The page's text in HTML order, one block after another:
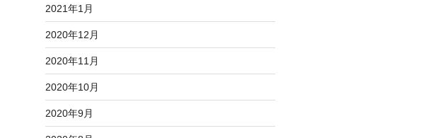
2021年1月
2020年12月
2020年11月
2020年10月
2020年9月